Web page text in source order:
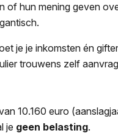
of hun mening geven
je je inkomsten én
trouwens zelf
10.160 euro
je geen belasting.